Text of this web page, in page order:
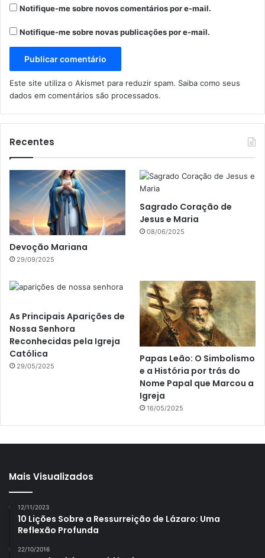
Notifique-me sobre novos comentários por e-mail.
Notifique-me sobre novas publicações por e-mail.
Este site utiliza o Akismet para reduzir spam. Saiba como seus
dados em comentários são processados.
Recentes
Devoção Mariana
29/09/2025
Sagrado Coração de
Jesus e Maria
08/06/2025
As Principais Aparições de
Nossa Senhora
Reconhecidas pela Igreja
Católica
29/05/2025
Papas Leão: O Simbolismo
e a História por trás do
Nome Papal que Marcou a
Igreja
16/05/2025
Mais Visualizados
12/11/2023
10 Lições Sobre a Ressurreição de Lázaro: Uma
Reflexão Profunda
22/10/2016